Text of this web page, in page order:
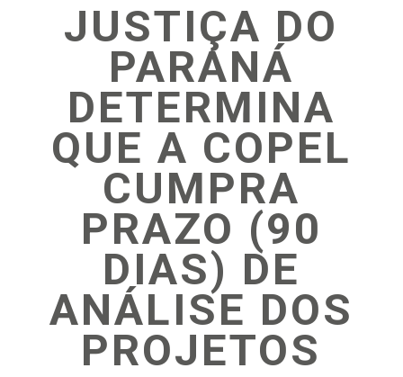
JUSTIÇA DO
PARANÁ
DETERMINA
QUE A COPEL
CUMPRA
PRAZO (90
DIAS) DE
ANÁLISE DOS
PROJETOS